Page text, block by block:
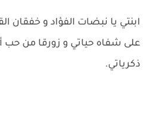
ابنتي يا نبضات الفؤاد و خفقان
على شفاه حياتي و زورقا من
ذكرياتي.